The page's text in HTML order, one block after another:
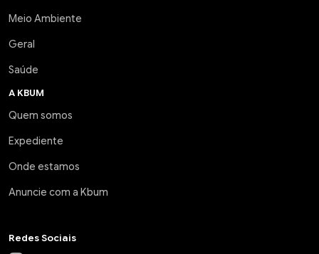
Meio Ambiente
Geral
Saúde
A KBUM
Quem somos
Expediente
Onde estamos
Anuncie com a Kbum
Redes Sociais